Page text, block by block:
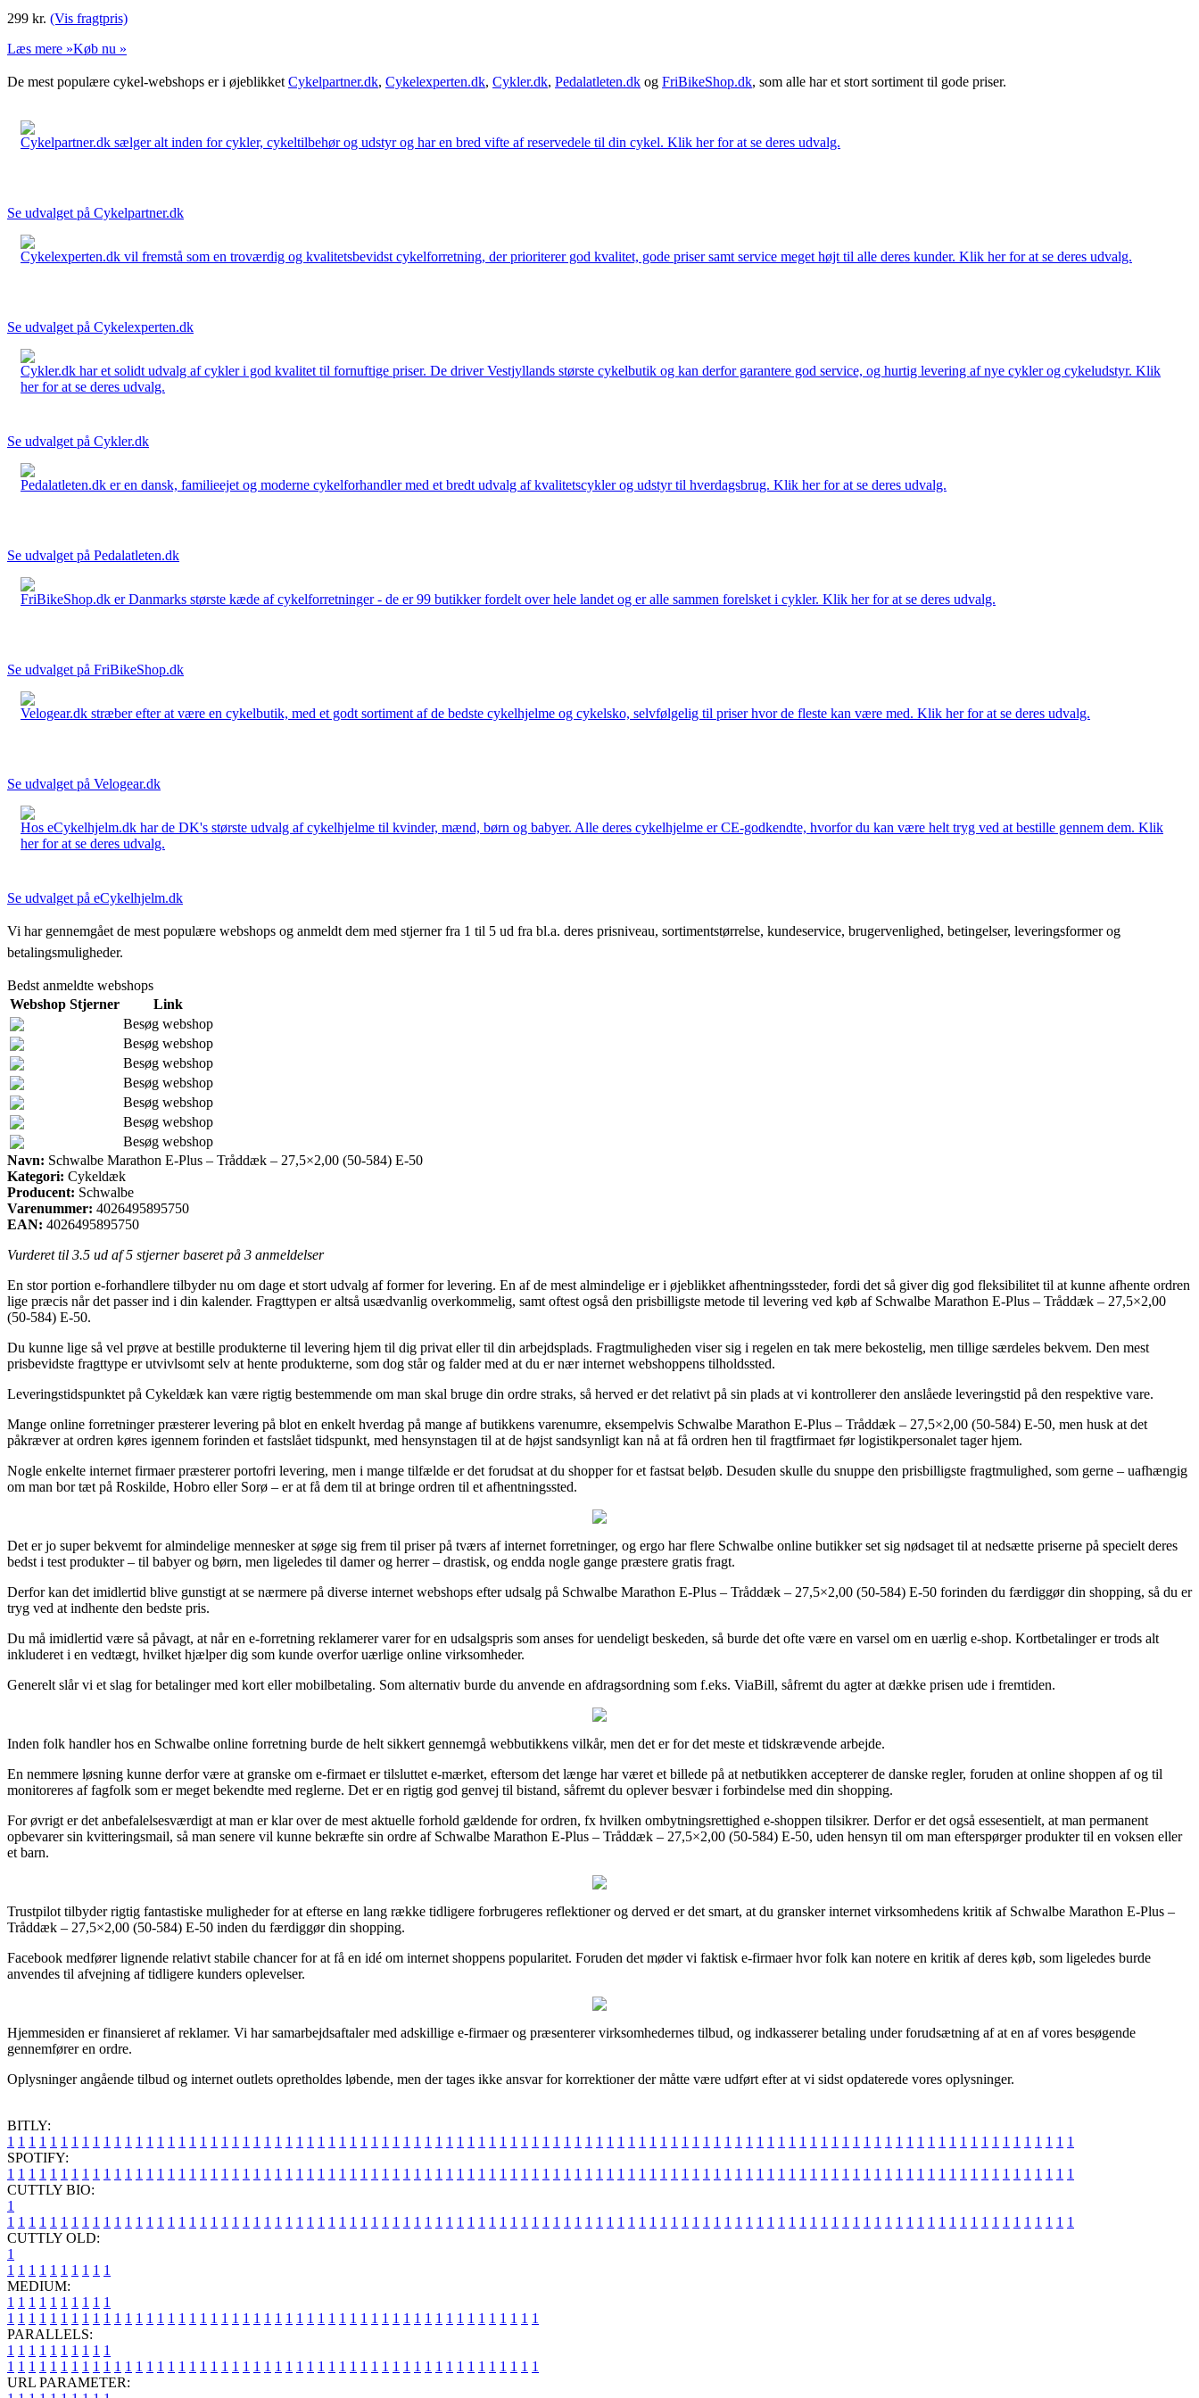
299 kr. (Vis fragtpris)
Læs mere »Køb nu »
De mest populære cykel-webshops er i øjeblikket Cykelpartner.dk, Cykelexperten.dk, Cykler.dk, Pedalatleten.dk og FriBikeShop.dk, som alle har et stort sortiment til gode priser.
Cykelpartner.dk sælger alt inden for cykler, cykeltilbehør og udstyr og har en bred vifte af reservedele til din cykel. Klik her for at se deres udvalg.
Se udvalget på Cykelpartner.dk
Cykelexperten.dk vil fremstå som en troværdig og kvalitetsbevidst cykelforretning, der prioriterer god kvalitet, gode priser samt service meget højt til alle deres kunder. Klik her for at se deres udvalg.
Se udvalget på Cykelexperten.dk
Cykler.dk har et solidt udvalg af cykler i god kvalitet til fornuftige priser. De driver Vestjyllands største cykelbutik og kan derfor garantere god service, og hurtig levering af nye cykler og cykeludstyr. Klik
her for at se deres udvalg.
Se udvalget på Cykler.dk
Pedalatleten.dk er en dansk, familieejet og moderne cykelforhandler med et bredt udvalg af kvalitetscykler og udstyr til hverdagsbrug. Klik her for at se deres udvalg.
Se udvalget på Pedalatleten.dk
FriBikeShop.dk er Danmarks største kæde af cykelforretninger - de er 99 butikker fordelt over hele landet og er alle sammen forelsket i cykler. Klik her for at se deres udvalg.
Se udvalget på FriBikeShop.dk
Velogear.dk stræber efter at være en cykelbutik, med et godt sortiment af de bedste cykelhjelme og cykelsko, selvfølgelig til priser hvor de fleste kan være med. Klik her for at se deres udvalg.
Se udvalget på Velogear.dk
Hos eCykelhjelm.dk har de DK's største udvalg af cykelhjelme til kvinder, mænd, børn og babyer. Alle deres cykelhjelme er CE-godkendte, hvorfor du kan være helt tryg ved at bestille gennem dem. Klik
her for at se deres udvalg.
Se udvalget på eCykelhjelm.dk
Vi har gennemgået de mest populære webshops og anmeldt dem med stjerner fra 1 til 5 ud fra bl.a. deres prisniveau, sortimentstørrelse, kundeservice, brugervenlighed, betingelser, leveringsformer og
betalingsmuligheder.
Bedst anmeldte webshops
Webshop Stjerner
Link
Besøg webshop
Besøg webshop
Besøg webshop
Besøg webshop
Besøg webshop
Besøg webshop
Besøg webshop
Navn: Schwalbe Marathon E-Plus – Tråddæk – 27,5×2,00 (50-584) E-50
Kategori: Cykeldæk
Producent: Schwalbe
Varenummer: 4026495895750
EAN: 4026495895750
Vurderet til 3.5 ud af 5 stjerner baseret på 3 anmeldelser
En stor portion e-forhandlere tilbyder nu om dage et stort udvalg af former for levering. En af de mest almindelige er i øjeblikket afhentningssteder, fordi det så giver dig god fleksibilitet til at kunne afhente ordren
lige præcis når det passer ind i din kalender. Fragttypen er altså usædvanlig overkommelig, samt oftest også den prisbilligste metode til levering ved køb af Schwalbe Marathon E-Plus – Tråddæk – 27,5×2,00
(50-584) E-50.
Du kunne lige så vel prøve at bestille produkterne til levering hjem til dig privat eller til din arbejdsplads. Fragtmuligheden viser sig i regelen en tak mere bekostelig, men tillige særdeles bekvem. Den mest
prisbevidste fragttype er utvivlsomt selv at hente produkterne, som dog står og falder med at du er nær internet webshoppens tilholdssted.
Leveringstidspunktet på Cykeldæk kan være rigtig bestemmende om man skal bruge din ordre straks, så herved er det relativt på sin plads at vi kontrollerer den anslåede leveringstid på den respektive vare.
Mange online forretninger præsterer levering på blot en enkelt hverdag på mange af butikkens varenumre, eksempelvis Schwalbe Marathon E-Plus – Tråddæk – 27,5×2,00 (50-584) E-50, men husk at det
påkræver at ordren køres igennem forinden et fastslået tidspunkt, med hensynstagen til at de højst sandsynligt kan nå at få ordren hen til fragtfirmaet før logistikpersonalet tager hjem.
Nogle enkelte internet firmaer præsterer portofri levering, men i mange tilfælde er det forudsat at du shopper for et fastsat beløb. Desuden skulle du snuppe den prisbilligste fragtmulighed, som gerne – uafhængig
om man bor tæt på Roskilde, Hobro eller Sorø – er at få dem til at bringe ordren til et afhentningssted.
Det er jo super bekvemt for almindelige mennesker at søge sig frem til priser på tværs af internet forretninger, og ergo har flere Schwalbe online butikker set sig nødsaget til at nedsætte priserne på specielt deres
bedst i test produkter – til babyer og børn, men ligeledes til damer og herrer – drastisk, og endda nogle gange præstere gratis fragt.
Derfor kan det imidlertid blive gunstigt at se nærmere på diverse internet webshops efter udsalg på Schwalbe Marathon E-Plus – Tråddæk – 27,5×2,00 (50-584) E-50 forinden du færdiggør din shopping, så du er
tryg ved at indhente den bedste pris.
Du må imidlertid være så påvagt, at når en e-forretning reklamerer varer for en udsalgspris som anses for uendeligt beskeden, så burde det ofte være en varsel om en uærlig e-shop. Kortbetalinger er trods alt
inkluderet i en vedtægt, hvilket hjælper dig som kunde overfor uærlige online virksomheder.
Generelt slår vi et slag for betalinger med kort eller mobilbetaling. Som alternativ burde du anvende en afdragsordning som f.eks. ViaBill, såfremt du agter at dække prisen ude i fremtiden.
Inden folk handler hos en Schwalbe online forretning burde de helt sikkert gennemgå webbutikkens vilkår, men det er for det meste et tidskrævende arbejde.
En nemmere løsning kunne derfor være at granske om e-firmaet er tilsluttet e-mærket, eftersom det længe har været et billede på at netbutikken accepterer de danske regler, foruden at online shoppen af og til
monitoreres af fagfolk som er meget bekendte med reglerne. Det er en rigtig god genvej til bistand, såfremt du oplever besvær i forbindelse med din shopping.
For øvrigt er det anbefalelsesværdigt at man er klar over de mest aktuelle forhold gældende for ordren, fx hvilken ombytningsrettighed e-shoppen tilsikrer. Derfor er det også essesentielt, at man permanent
opbevarer sin kvitteringsmail, så man senere vil kunne bekræfte sin ordre af Schwalbe Marathon E-Plus – Tråddæk – 27,5×2,00 (50-584) E-50, uden hensyn til om man efterspørger produkter til en voksen eller
et barn.
Trustpilot tilbyder rigtig fantastiske muligheder for at efterse en lang række tidligere forbrugeres reflektioner og derved er det smart, at du gransker internet virksomhedens kritik af Schwalbe Marathon E-Plus –
Tråddæk – 27,5×2,00 (50-584) E-50 inden du færdiggør din shopping.
Facebook medfører lignende relativt stabile chancer for at få en idé om internet shoppens popularitet. Foruden det møder vi faktisk e-firmaer hvor folk kan notere en kritik af deres køb, som ligeledes burde
anvendes til afvejning af tidligere kunders oplevelser.
Hjemmesiden er finansieret af reklamer. Vi har samarbejdsaftaler med adskillige e-firmaer og præsenterer virksomhedernes tilbud, og indkasserer betaling under forudsætning af at en af vores besøgende
gennemfører en ordre.
Oplysninger angående tilbud og internet outlets opretholdes løbende, men der tages ikke ansvar for korrektioner der måtte være udført efter at vi sidst opdaterede vores oplysninger.
BITLY:
1 1 1 1 1 1 1 1 1 1 1 1 1 1 1 1 1 1 1 1 1 1 1 1 1 1 1 1 1 1 1 1 1 1 1 1 1 1 1 1 1 1 1 1 1 1 1 1 1 1 1 1 1 1 1 1 1 1 1 1 1 1 1 1 1 1 1 1 1 1 1 1 1 1 1 1 1 1 1 1 1 1 1 1 1 1 1 1 1 1 1 1 1 1 1 1 1 1 1 1
SPOTIFY:
1 1 1 1 1 1 1 1 1 1 1 1 1 1 1 1 1 1 1 1 1 1 1 1 1 1 1 1 1 1 1 1 1 1 1 1 1 1 1 1 1 1 1 1 1 1 1 1 1 1 1 1 1 1 1 1 1 1 1 1 1 1 1 1 1 1 1 1 1 1 1 1 1 1 1 1 1 1 1 1 1 1 1 1 1 1 1 1 1 1 1 1 1 1 1 1 1 1 1 1
CUTTLY BIO:
1
1 1 1 1 1 1 1 1 1 1 1 1 1 1 1 1 1 1 1 1 1 1 1 1 1 1 1 1 1 1 1 1 1 1 1 1 1 1 1 1 1 1 1 1 1 1 1 1 1 1 1 1 1 1 1 1 1 1 1 1 1 1 1 1 1 1 1 1 1 1 1 1 1 1 1 1 1 1 1 1 1 1 1 1 1 1 1 1 1 1 1 1 1 1 1 1 1 1 1 1
CUTTLY OLD:
1
1 1 1 1 1 1 1 1 1 1
MEDIUM:
1 1 1 1 1 1 1 1 1 1
1 1 1 1 1 1 1 1 1 1 1 1 1 1 1 1 1 1 1 1 1 1 1 1 1 1 1 1 1 1 1 1 1 1 1 1 1 1 1 1 1 1 1 1 1 1 1 1 1 1
PARALLELS:
1 1 1 1 1 1 1 1 1 1
1 1 1 1 1 1 1 1 1 1 1 1 1 1 1 1 1 1 1 1 1 1 1 1 1 1 1 1 1 1 1 1 1 1 1 1 1 1 1 1 1 1 1 1 1 1 1 1 1 1
URL PARAMETER: